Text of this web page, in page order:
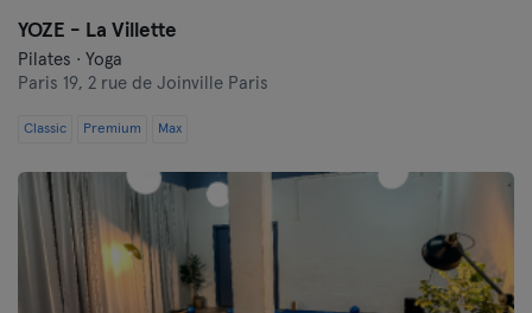
YOZE - La Villette
Pilates · Yoga
Paris 19, 2 rue de Joinville Paris
Classic Premium Max